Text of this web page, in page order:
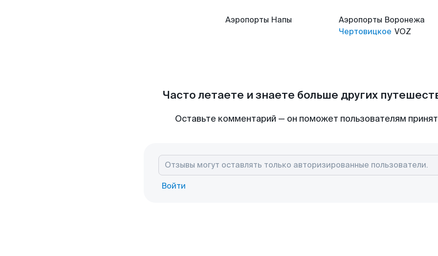
Аэропорты Напы Аэропорты Воронежа
Чертовицкое VOZ
Часто летаете и знаете больше других
Оставьте комментарий — он поможет пользователям
Войти